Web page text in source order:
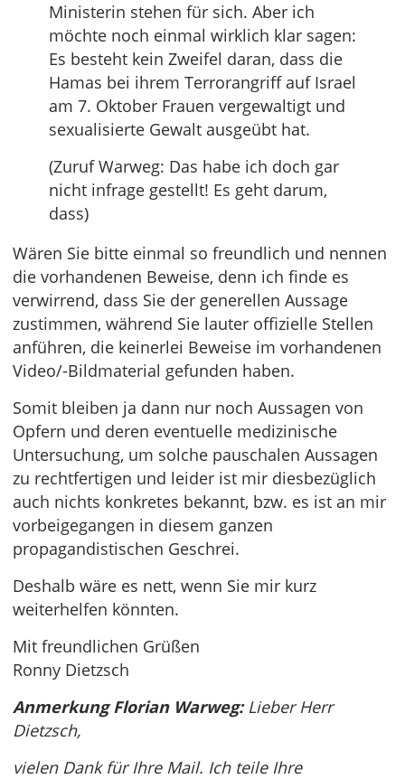
Ministerin stehen für sich. Aber ich
möchte noch einmal wirklich klar sagen:
Es besteht kein Zweifel daran, dass die
Hamas bei ihrem Terrorangriff auf Israel
am 7. Oktober Frauen vergewaltigt und
sexualisierte Gewalt ausgeübt hat.
(Zuruf Warweg: Das habe ich doch gar
nicht infrage gestellt! Es geht darum,
dass)
Wären Sie bitte einmal so freundlich und nennen
die vorhandenen Beweise, denn ich finde es
verwirrend, dass Sie der generellen Aussage
zustimmen, während Sie lauter offizielle Stellen
anführen, die keinerlei Beweise im vorhandenen
Video/-Bildmaterial gefunden haben.
Somit bleiben ja dann nur noch Aussagen von
Opfern und deren eventuelle medizinische
Untersuchung, um solche pauschalen Aussagen
zu rechtfertigen und leider ist mir diesbezüglich
auch nichts konkretes bekannt, bzw. es ist an mir
vorbeigegangen in diesem ganzen
propagandistischen Geschrei.
Deshalb wäre es nett, wenn Sie mir kurz
weiterhelfen könnten.
Mit freundlichen Grüßen
Ronny Dietzsch
Anmerkung Florian Warweg:Lieber Herr
Dietzsch,
vielen Dank für Ihre Mail. Ich teile Ihre